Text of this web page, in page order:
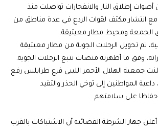
إطلاق النار والانفجارات تواصلت منذ
مع انتشار مكثف لقوات الردع في عدة مناطق من
الجمعة ومحيط مطار معيتيقة.
تم تحويل الرحلات الجوية من مطار معيتيقة
وفق ما أظهرته منصات تتبع الرحلات الجوية.
جمعية الهلال الأحمر الليبي فرع طرابلس رفع
المواطنين إلى توخي الحذر والتقيد
حفاظا على سلامتهم.
جهاز الشرطة القضائية أن الاشتباكات بالقرب